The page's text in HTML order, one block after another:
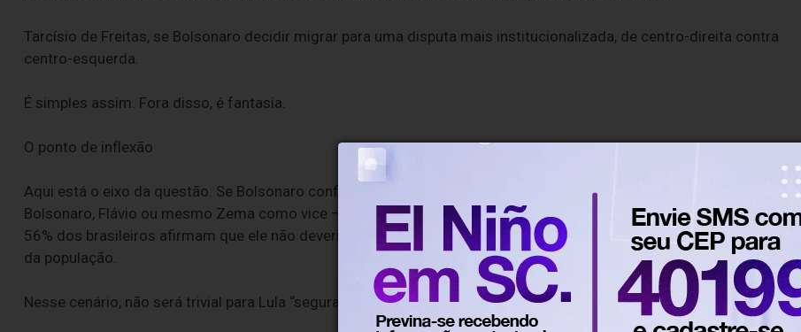
Tarcísio de Freitas, se Bolsonaro decidir migrar para uma disputa mais institucionalizada, de centro-direita contra
centro-esquerda.
É simples assim. Fora disso, é fantasia.
O ponto de inflexão
Aqui está o eixo da questão. Se Bolsonaro confirmar Tarcísio como candidato à Presidência — tendo Michelle
Bolsonaro, Flávio ou mesmo Zema como vice — a pressão sobre Lula será enorme. Especialmente considerando que
56% dos brasileiros afirmam que ele não deveria concorrer e que o governo enfrenta reprovação de cerca de metade
da população.
Nesse cenário, não será trivial para Lula “segurar o rojão” e confirmar sua candidatura.